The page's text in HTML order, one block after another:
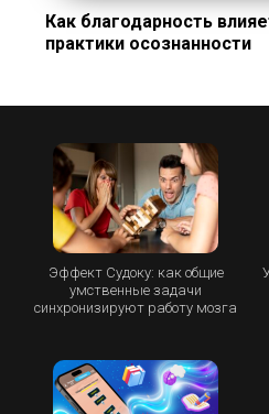
Как благодарность
практики осознанности
Эффект Судоку: как общие
умственные задачи
синхронизируют работу мозга